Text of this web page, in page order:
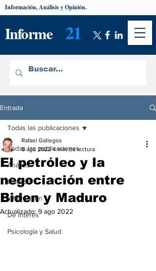
Informe 21
Información, Análisis y Opinión.
Entrada
Todas las publicaciones
Análisis
Opinión
Información
De interés
Psicología y Salud
Todas las publicaciones
El petróleo y la
negociación entre
Biden y Maduro
Rafael Gallegos
8 ago 2022 4 min de lectura
Actualizado: 9 ago 2022